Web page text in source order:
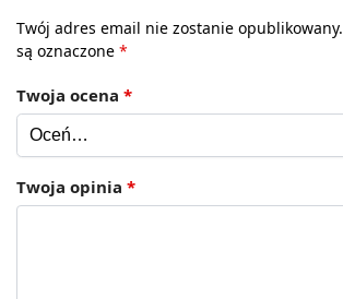
Twój adres email nie zostanie opublikowany.
są oznaczone *
Twoja ocena *
Twoja opinia *